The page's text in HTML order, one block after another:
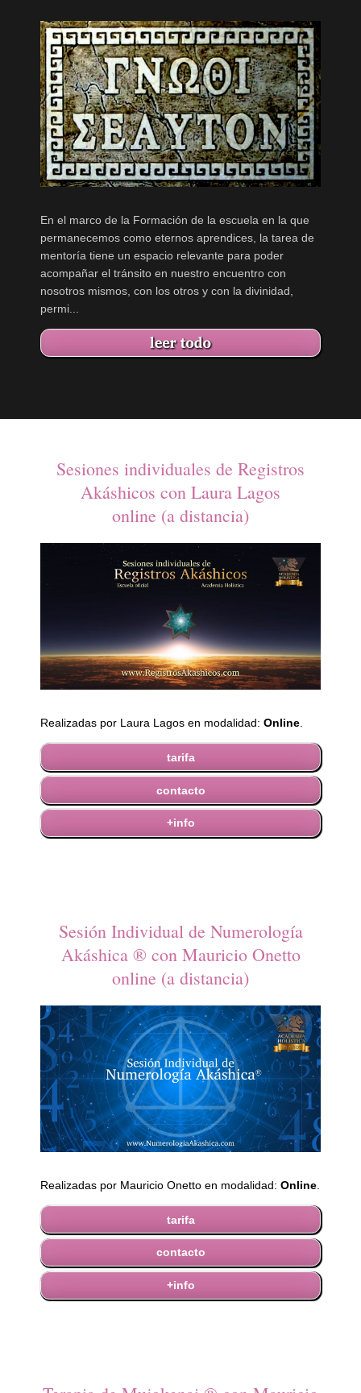
En el marco de la Formación de la escuela en la que
permanecemos como eternos aprendices, la tarea de
mentoría tiene un espacio relevante para poder
acompañar el tránsito en nuestro encuentro con
nosotros mismos, con los otros y con la divinidad,
permi...
Sesiones individuales de Registros
Akáshicos con Laura Lagos
online (a distancia)
Realizadas por Laura Lagos en modalidad: Online.
tarifa
contacto
+info
Sesión Individual de Numerología
Akáshica ® con Mauricio Onetto
online (a distancia)
Realizadas por Mauricio Onetto en modalidad: Online
tarifa
contacto
+info